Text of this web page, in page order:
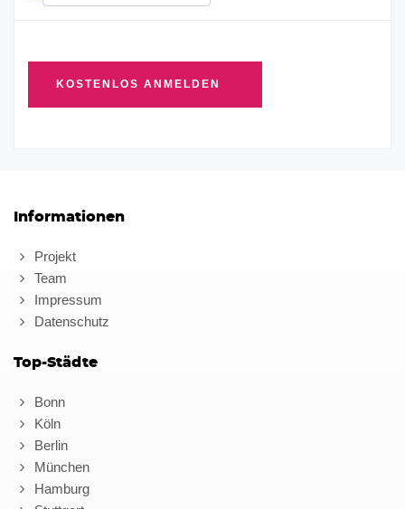
Informationen
Projekt
Team
Impressum
Datenschutz
Top-Städte
Bonn
Köln
Berlin
München
Hamburg